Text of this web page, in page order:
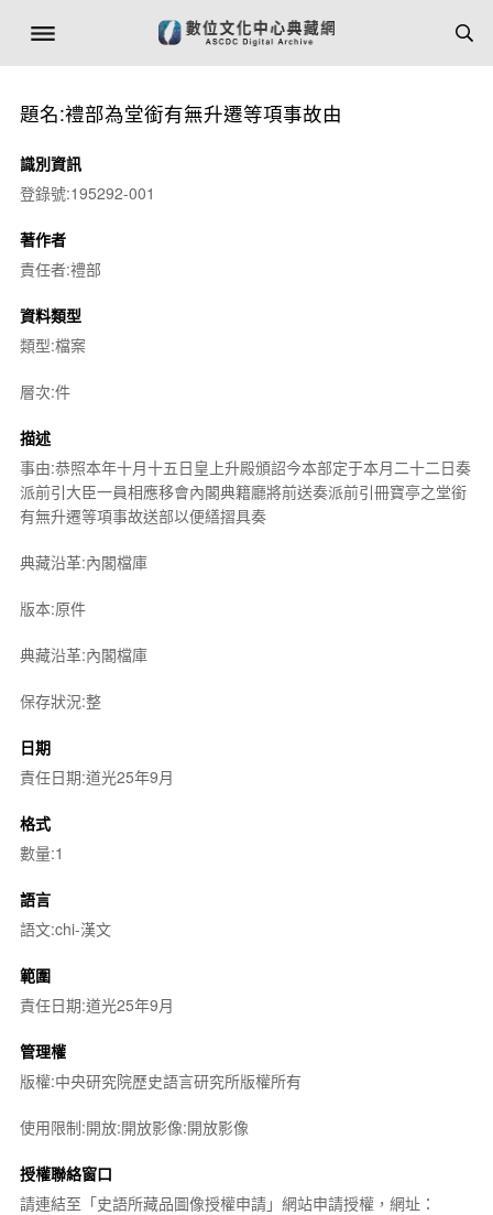
題名:禮部為堂銜有無升遷等項事故由
識別資訊
登錄號:195292-001
著作者
責任者:禮部
資料類型
類型:檔案
層次:件
描述
事由:恭照本年十月十五日皇上升殿頒詔今本部定于本月二十二日奏
派前引大臣一員相應移會內閣典籍廳將前送奏派前引冊寶亭之堂銜
有無升遷等項事故送部以便繕摺具奏
典藏沿革:內閣檔庫
版本:原件
典藏沿革:內閣檔庫
保存狀況:整
日期
責任日期:道光25年9月
格式
數量:1
語言
語文:chi-漢文
範圍
責任日期:道光25年9月
管理權
版權:中央研究院歷史語言研究所版權所有
使用限制:開放:開放影像:開放影像
授權聯絡窗口
請連結至「史語所藏品圖像授權申請」網站申請授權，網址：